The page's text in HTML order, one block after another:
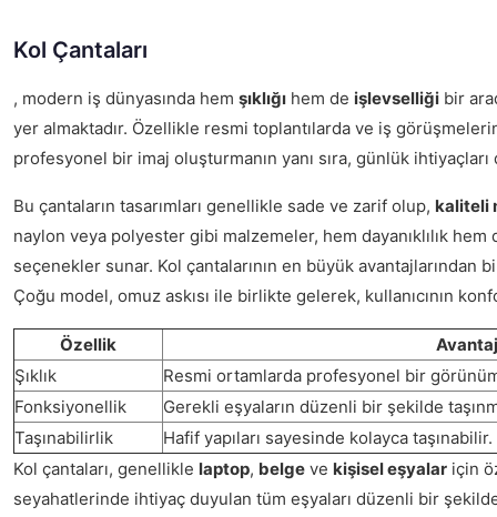
Kol Çantaları
, modern iş dünyasında hem şıklığı hem de işlevselliği bir
yer almaktadır. Özellikle resmi toplantılarda ve iş
profesyonel bir imaj oluşturmanın yanı sıra, günlük
Bu çantaların tasarımları genellikle sade ve zarif olup, kaliteli
naylon veya polyester gibi malzemeler, hem dayanıklılık hem
seçenekler sunar. Kol çantalarının en büyük avantajlarından
Çoğu model, omuz askısı ile birlikte gelerek, kullanıcının
Özellik
Şıklık
Resmi ortamlarda profesyonel bir
Fonksiyonellik
Gerekli eşyaların düzenli bir şekilde
Taşınabilirlik
Hafif yapıları sayesinde kolayca taşınabilir.
Kol çantaları, genellikle laptop, belge ve kişisel eşyalar için
seyahatlerinde ihtiyaç duyulan tüm eşyaları düzenli bir şekilde